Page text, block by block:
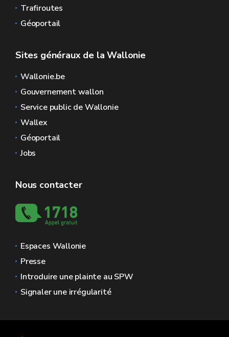
Trafiroutes
Géoportail
Sites généraux de la Wallonie
Wallonie.be
Gouvernement wallon
Service public de Wallonie
Wallex
Géoportail
Jobs
Nous contacter
Espaces Wallonie
Presse
Introduire une plainte au SPW
Signaler une irrégularité